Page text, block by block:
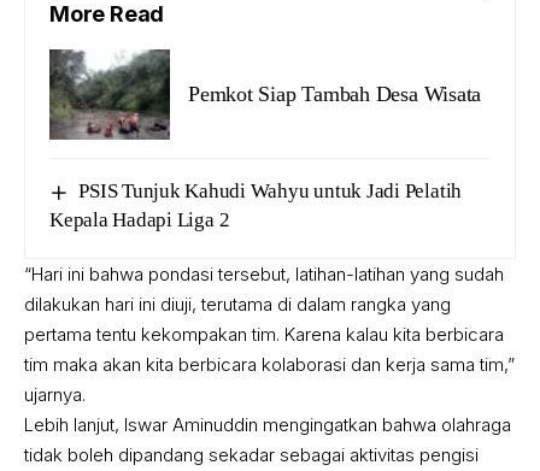
More Read
Pemkot Siap Tambah Desa Wisata
PSIS Tunjuk Kahudi Wahyu untuk Jadi Pelatih
Kepala Hadapi Liga 2
“Hari ini bahwa pondasi tersebut, latihan-latihan yang sudah
dilakukan hari ini diuji, terutama di dalam rangka yang
pertama tentu kekompakan tim. Karena kalau kita berbicara
tim maka akan kita berbicara kolaborasi dan kerja sama tim,”
ujarnya.
Lebih lanjut, Iswar Aminuddin mengingatkan bahwa olahraga
tidak boleh dipandang sekadar sebagai aktivitas pengisi